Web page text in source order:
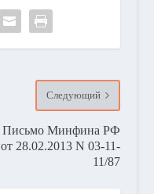
Следующий
Письмо Минфина РФ
от 28.02.2013 N 03-11-
11/87